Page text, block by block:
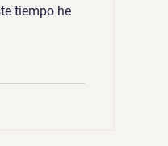
tiempo he